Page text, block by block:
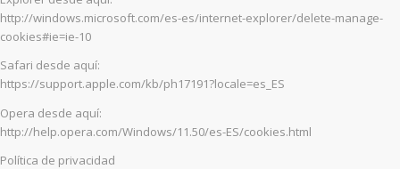
http://windows.microsoft.com/es-es/internet-explorer/delete-manage-
cookies#ie=ie-10
Safari desde aquí:
https://support.apple.com/kb/ph17191?locale=es_ES
Opera desde aquí:
http://help.opera.com/Windows/11.50/es-ES/cookies.html
Política de privacidad